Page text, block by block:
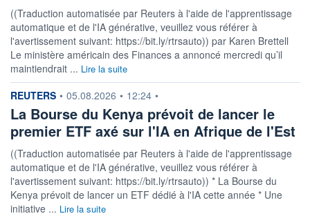
((Traduction automatisée par Reuters à l'aide de l'apprentissage
automatique et de l'IA générative, veuillez vous référer à
l'avertissement suivant: https://bit.ly/rtrsauto)) par Karen Brettell
Le ministère américain des Finances a annoncé mercredi qu’il
maintiendrait ... Lire la suite
information fournie par
REUTERS • 05.08.2026 • 12:24 •
La Bourse du Kenya prévoit de lancer le
premier ETF axé sur l'IA en Afrique de l'Est
((Traduction automatisée par Reuters à l'aide de l'apprentissage
automatique et de l'IA générative, veuillez vous référer à
l'avertissement suivant: https://bit.ly/rtrsauto)) * La Bourse du
Kenya prévoit de lancer un ETF dédié à l'IA cette année * Une
initiative ... Lire la suite